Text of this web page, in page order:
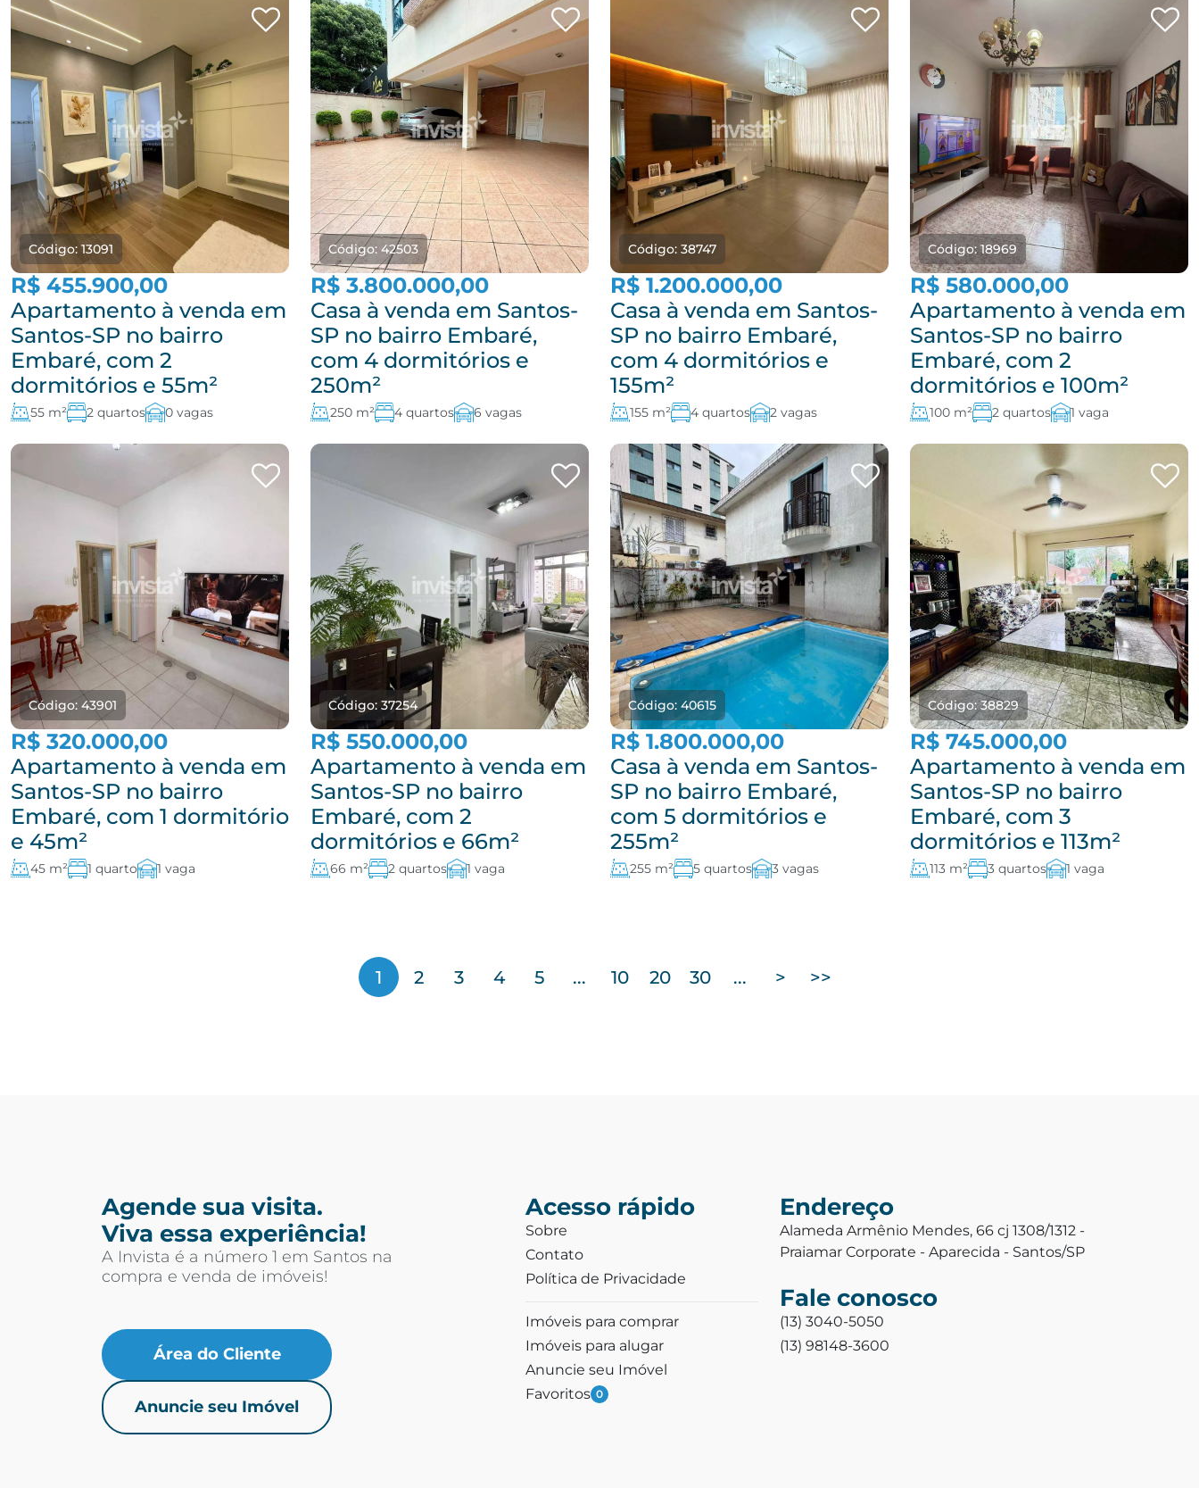
Código: 13091
R$ 455.900,00
Apartamento à venda em
Santos-SP no bairro
Embaré, com 2
dormitórios e 55m²
55 m² 2 quartos 0 vagas
Código: 42503
R$ 3.800.000,00
Casa à venda em Santos-
SP no bairro Embaré,
com 4 dormitórios e
250m²
250 m² 4 quartos 6 vagas
Código: 38747
R$ 1.200.000,00
Casa à venda em Santos-
SP no bairro Embaré,
com 4 dormitórios e
155m²
155 m² 4 quartos 2 vagas
Código: 18969
R$ 580.000,00
Apartamento à venda em
Santos-SP no bairro
Embaré, com 2
dormitórios e 100m²
100 m² 2 quartos 1 vaga
Código: 43901
R$ 320.000,00
Apartamento à venda em
Santos-SP no bairro
Embaré, com 1 dormitório
e 45m²
45 m² 1 quarto 1 vaga
Código: 37254
R$ 550.000,00
Apartamento à venda em
Santos-SP no bairro
Embaré, com 2
dormitórios e 66m²
66 m² 2 quartos 1 vaga
Código: 40615
R$ 1.800.000,00
Casa à venda em Santos-
SP no bairro Embaré,
com 5 dormitórios e
255m²
255 m² 5 quartos 3 vagas
Código: 38829
R$ 745.000,00
Apartamento à venda em
Santos-SP no bairro
Embaré, com 3
dormitórios e 113m²
113 m² 3 quartos 1 vaga
1 2 3 4 5 ... 10 20 30 ... > >>
Agende sua visita.
Viva essa experiência!
A Invista é a número 1 em Santos na
compra e venda de imóveis!
Área do Cliente
Anuncie seu Imóvel
Acesso rápido
Sobre
Contato
Política de Privacidade
Imóveis para comprar
Imóveis para alugar
Anuncie seu Imóvel
Favoritos 0
Endereço
Alameda Armênio Mendes, 66 cj 1308/1312 -
Praiamar Corporate - Aparecida - Santos/SP
Fale conosco
(13) 3040-5050
(13) 98148-3600